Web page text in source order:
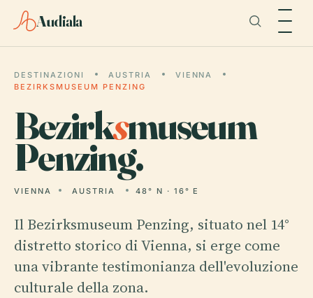
Audiala
DESTINAZIONI AUSTRIA
VIENNA
BEZIRKSMUSEUM PENZING
Bezirksmuseum
Penzing.
VIENNA AUSTRIA 48° N · 16° E
Il Bezirksmuseum Penzing, situato nel 14°
distretto storico di Vienna, si erge come
una vibrante testimonianza dell'evoluzione
culturale della zona.